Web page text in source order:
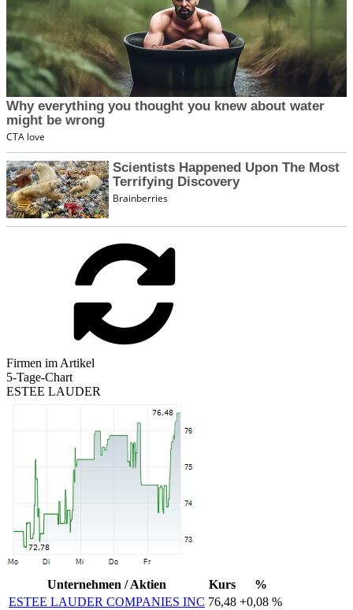
Firmen im Artikel
5-Tage-Chart
ESTEE LAUDER
Unternehmen / Aktien Kurs
%
ESTEE LAUDER COMPANIES INC 76,48 +0,08 %